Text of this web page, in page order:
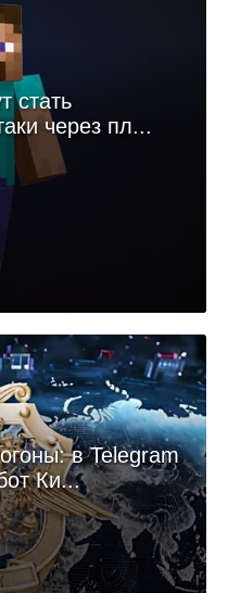
стать
через пл...
в Telegram
Ки...